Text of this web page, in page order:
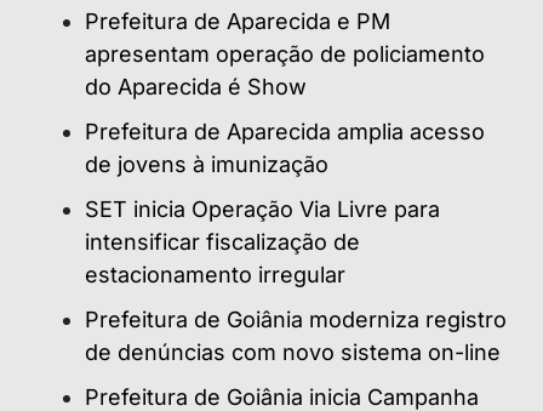
Prefeitura de Aparecida e PM
apresentam operação de policiamento
do Aparecida é Show
Prefeitura de Aparecida amplia acesso
de jovens à imunização
SET inicia Operação Via Livre para
intensificar fiscalização de
estacionamento irregular
Prefeitura de Goiânia moderniza registro
de denúncias com novo sistema on-line
Prefeitura de Goiânia inicia Campanha